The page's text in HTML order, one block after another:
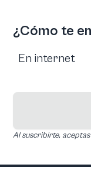
¿Cómo te
Al suscribirte, aceptas